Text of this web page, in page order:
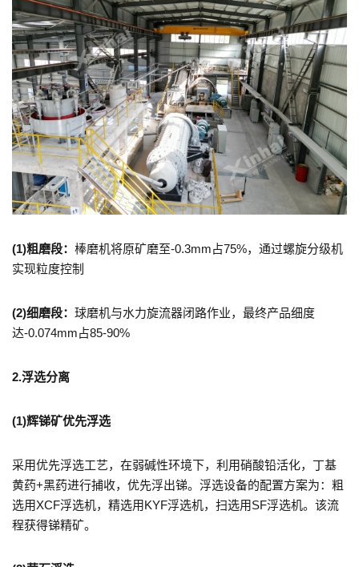
(1)粗磨段： 棒磨机将原矿磨至-0.3mm占75%，通过螺旋分级机
实现粒度控制
(2)细磨段： 球磨机与水力旋流器闭路作业，最终产品细度
达-0.074mm占85-90%
2.浮选分离
(1)辉锑矿优先浮选
采用优先浮选工艺，在弱碱性环境下，利用硝酸铅活化，丁基
黄药+黑药进行捕收，优先浮出锑。浮选设备的配置方案为：粗
选用XCF浮选机，精选用KYF浮选机，扫选用SF浮选机。该流
程获得锑精矿。